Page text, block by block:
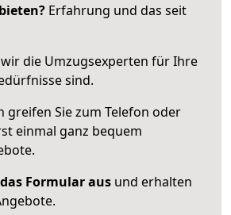
Erfahrung und das seit
wir die Umzugsexperten für Ihre
sind.
greifen Sie zum Telefon oder
einmal ganz bequem
Formular aus und erhalten